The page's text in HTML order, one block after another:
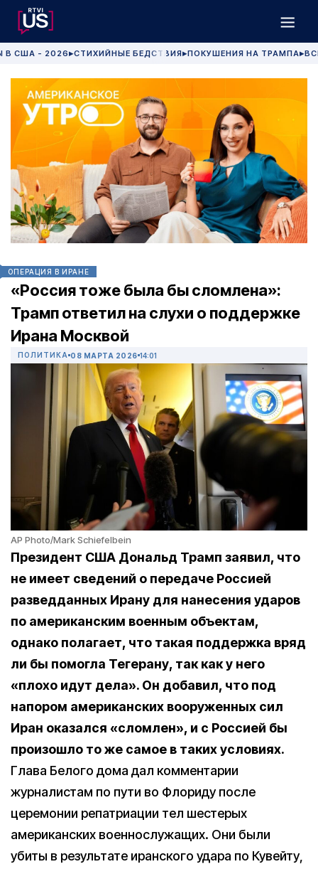
В США - 2026 ▶СТИХИЙНЫЕ БЕДСТВИЯ▶ПОКУШЕНИЯ НА ТРАМПА▶
ОПЕРАЦИЯ В ИРАНЕ
«Россия тоже была бы сломлена»:
Трамп ответил на слухи о поддержке
Ирана Москвой
ПОЛИТИКА 08 МАРТА 2026 14:01
AP Photo/Mark Schiefelbein
Президент США Дональд Трамп заявил, что
не имеет сведений о передаче Россией
разведданных Ирану для нанесения ударов
по американским военным объектам,
однако полагает, что такая поддержка вряд
ли бы помогла Тегерану, так как у него
«плохо идут дела». Он добавил, что под
напором американских вооруженных сил
Иран оказался «сломлен», и с Россией бы
произошло то же самое в таких условиях.
Глава Белого дома дал комментарии
журналистам по пути во Флориду после
церемонии репатриации тел шестерых
американских военнослужащих. Они были
убиты в результате иранского удара по Кувейту,